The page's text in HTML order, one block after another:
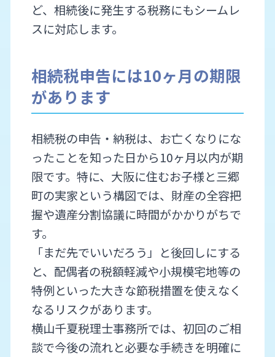
ど、相続後に発生する税務にもシームレ
スに対応します。
相続税申告には10ヶ月の期限
があります
相続税の申告・納税は、お亡くなりにな
ったことを知った日から10ヶ月以内が期
限です。特に、大阪に住むお子様と三郷
町の実家という構図では、財産の全容把
握や遺産分割協議に時間がかかりがちで
す。
「まだ先でいいだろう」と後回しにする
と、配偶者の税額軽減や小規模宅地等の
特例といった大きな節税措置を使えなく
なるリスクがあります。
横山千夏税理士事務所では、初回のご相
談で今後の流れと必要な手続きを明確に